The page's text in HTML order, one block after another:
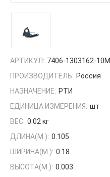
АРТИКУЛ: 7406-1303162-10М
ПРОИЗВОДИТЕЛЬ: Россия
НАЗНАЧЕНИЕ: РТИ
ЕДИНИЦА ИЗМЕРЕНИЯ: шт
ВЕС: 0.02 кг
ДЛИНА(М.): 0.105
ШИРИНА(М.): 0.18
ВЫСОТА(М.): 0.003